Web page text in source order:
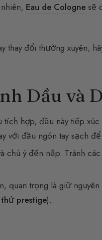
Eau de Cologne sẽ
thay đổi thường xuyên,
Dầu và
tích hợp, đầu này tiếp
với đầu ngón tay sạch
chú ý đến nắp. Tránh
quan trọng là giữ
prestige).